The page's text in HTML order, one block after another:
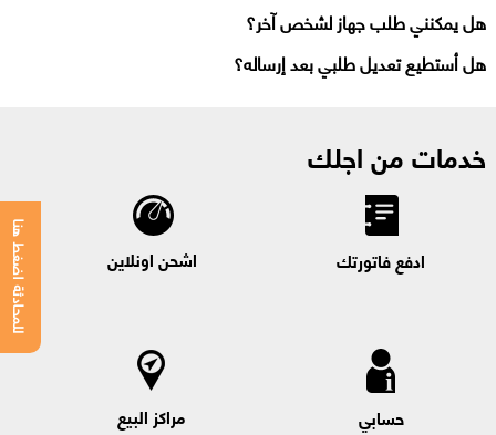
هل يمكنني طلب جهاز لشخص آخر؟
هل أستطيع تعديل طلبي بعد إرساله؟
خدمات من اجلك
ادفع فاتورتك اشحن اونلاين
حسابي مراكز البيع
للمحادثة اضغط هنا